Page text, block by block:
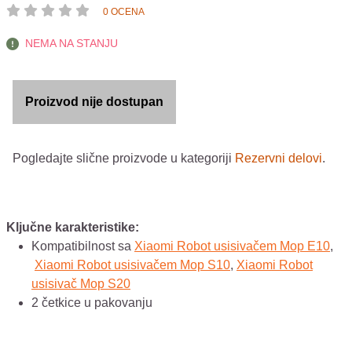
0 OCENA
NEMA NA STANJU
Proizvod nije dostupan
Pogledajte slične proizvode u kategoriji Rezervni delovi.
Ključne karakteristike:
Kompatibilnost sa Xiaomi Robot usisivačem Mop E10,
Xiaomi Robot usisivačem Mop S10, Xiaomi Robot
usisivač Mop S20
2 četkice u pakovanju